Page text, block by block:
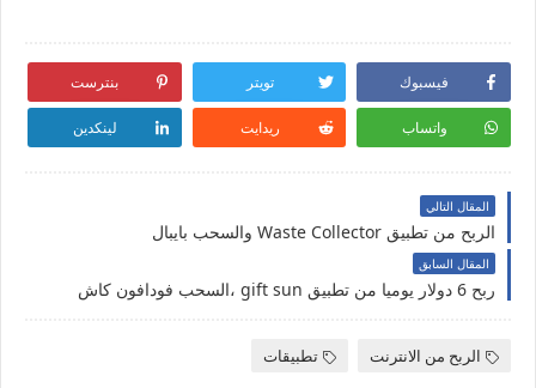
فيسبوك تويتر بنترست
واتساب ريدايت لينكدين
المقال التالي
الربح من تطبيق Waste Collector والسحب بايبال
المقال السابق
ربح 6 دولار يوميا من تطبيق gift sun ،السحب فودافون كاش
الربح من الانترنت تطبيقات